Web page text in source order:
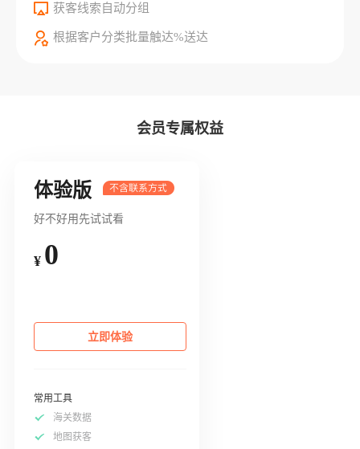
获客线索自动分组
根据客户分类批量触达%送达
会员专属权益
体验版
好不好用先试试看
¥ 0
立即体验
常用工具
海关数据
地图获客